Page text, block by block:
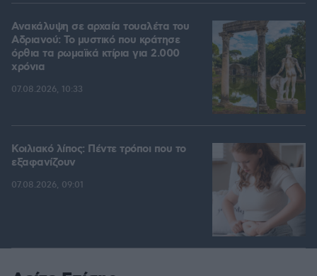
Ανακάλυψη σε αρχαία τουαλέτα του
Αδριανού: Το μυστικό που κράτησε
όρθια τα ρωμαϊκά κτίρια για 2.000
χρόνια
07.08.2026, 10:33
Κοιλιακό λίπος: Πέντε τρόποι που το
εξαφανίζουν
07.08.2026, 09:01